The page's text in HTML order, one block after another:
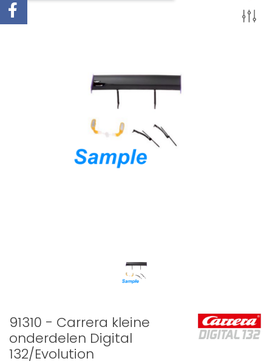
91310 - Carrera kleine
onderdelen Digital
132/Evolution